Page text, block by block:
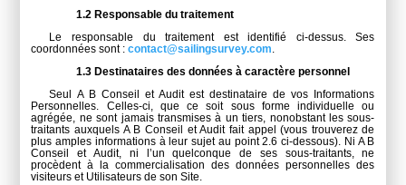
1.2 Responsable du traitement
Le responsable du traitement est identifié ci-dessus. Ses
coordonnées sont :contact@sailingsurvey.com.
1.3 Destinataires des données à caractère personnel
Seul A B Conseil et Audit est destinataire de vos Informations
Personnelles. Celles-ci, que ce soit sous forme individuelle ou
agrégée, ne sont jamais transmises à un tiers, nonobstant les sous-
traitants auxquels A B Conseil et Audit fait appel (vous trouverez de
plus amples informations à leur sujet au point2.6 ci-dessous). Ni A B
Conseil et Audit, ni l’un quelconque de ses sous-traitants, ne
procèdent à la commercialisation des données personnelles des
visiteurs et Utilisateurs de son Site.